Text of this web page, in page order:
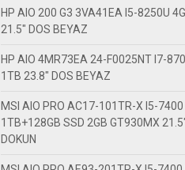
HP AIO 200 G3 3VA41EA I5-8250U
21.5″ DOS BEYAZ
HP AIO 4MR73EA 24-F0025NT I7-
1TB 23.8″ DOS BEYAZ
MSI AIO PRO AC17-101TR-X I5-7400
1TB+128GB SSD 2GB GT930MX
DOKUN